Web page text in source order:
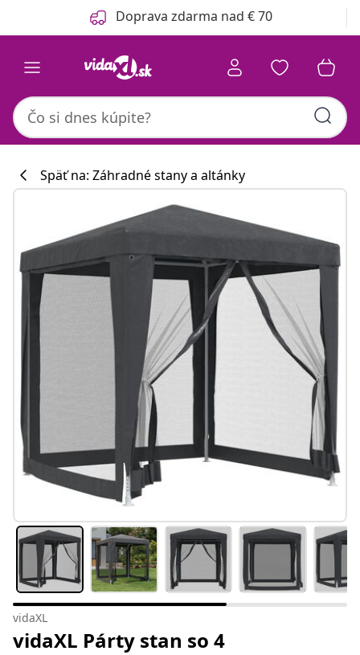
Predchádzajúce Doprava zdarma nad € 70
Späť na: Záhradné stany a altánky
vidaXL
vidaXL Párty stan so 4